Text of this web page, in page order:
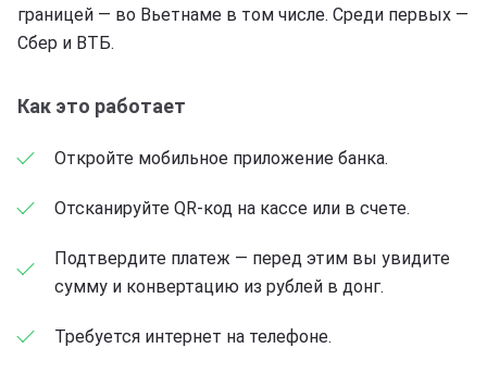
границей — во Вьетнаме в том числе. Среди первых —
Сбер и ВТБ.
Как это работает
Откройте мобильное приложение банка.
Отсканируйте QR-код на кассе или в счете.
Подтвердите платеж — перед этим вы увидите
сумму и конвертацию из рублей в донг.
Требуется интернет на телефоне.